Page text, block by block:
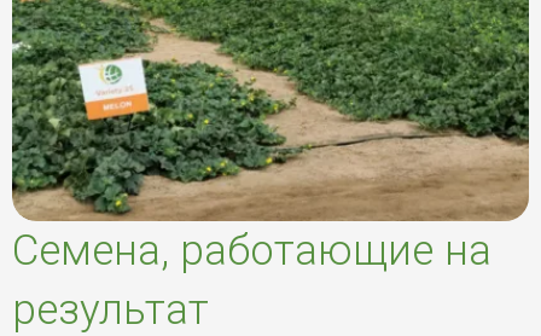
Семена, работающие на
результат